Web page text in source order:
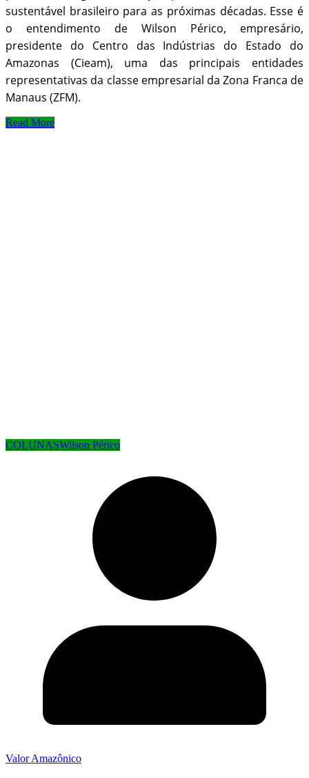
sustentável brasileiro para as próximas décadas. Esse é
o entendimento de Wilson Périco, empresário,
presidente do Centro das Indústrias do Estado do
Amazonas (Cieam), uma das principais entidades
representativas da classe empresarial da Zona Franca de
Manaus (ZFM).
Read More
COLUNASWilson Périco
Valor Amazônico